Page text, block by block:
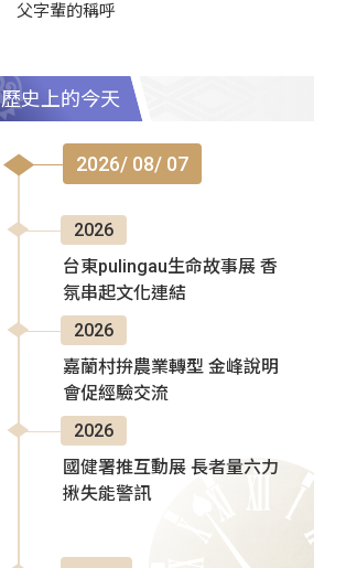
父字輩的稱呼
歷史上的今天
2026/ 08/ 07
2026
台東pulingau生命故事展 香
氛串起文化連結
2026
嘉蘭村拚農業轉型 金峰說明
會促經驗交流
2026
國健署推互動展 長者量六力
揪失能警訊